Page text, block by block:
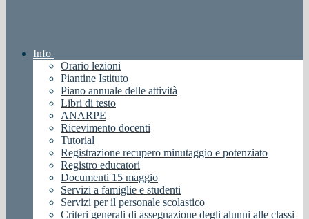
Info
Orario lezioni
Piantine Istituto
Piano annuale delle attività
Libri di testo
ANARPE
Ricevimento docenti
Tutorial
Registrazione recupero minutaggio e potenziato
Registro educatori
Documenti 15 maggio
Servizi a famiglie e studenti
Servizi per il personale scolastico
Criteri generali di assegnazione degli alunni alle classi